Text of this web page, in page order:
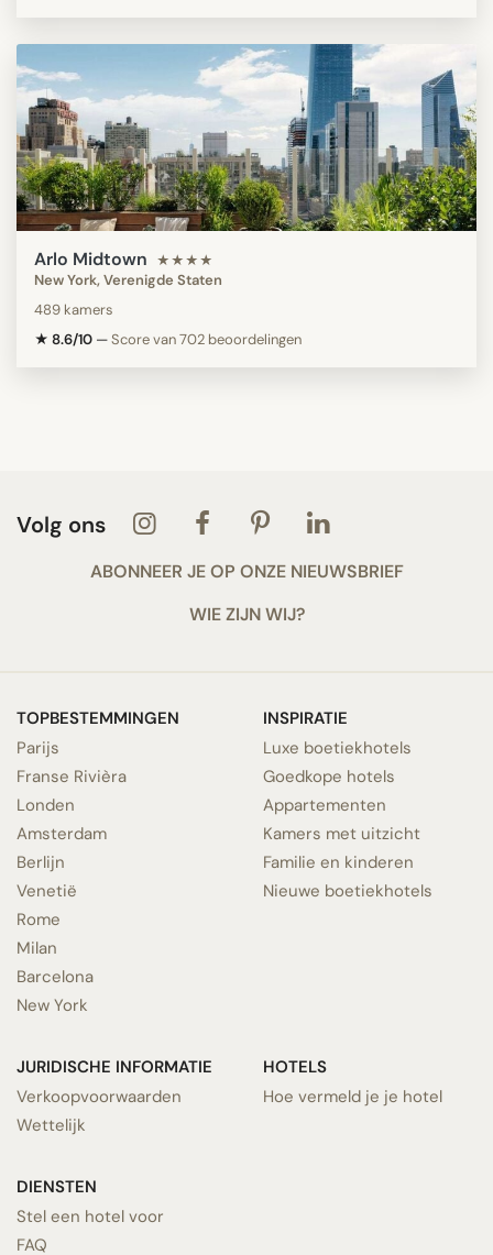
Arlo Midtown ★★★★
New York, Verenigde Staten
489 kamers
★ 8.6/10 —Score van 702 beoordelingen
Volg ons
ABONNEER JE OP ONZE NIEUWSBRIEF
WIE ZIJN WIJ?
TOPBESTEMMINGEN
Parijs
Franse Rivièra
Londen
Amsterdam
Berlijn
Venetië
Rome
Milan
Barcelona
New York
INSPIRATIE
Luxe boetiekhotels
Goedkope hotels
Appartementen
Kamers met uitzicht
Familie en kinderen
Nieuwe boetiekhotels
JURIDISCHE INFORMATIE
Verkoopvoorwaarden
Wettelijk
DIENSTEN
Stel een hotel voor
FAQ
HOTELS
Hoe vermeld je je hotel